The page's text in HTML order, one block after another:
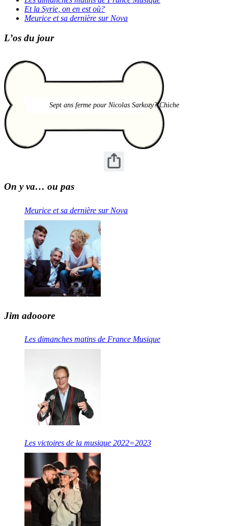
Et la Syrie, on en est où?
Meurice et sa dernière sur Nova
L’os du jour
Sept ans ferme pour Nicolas Sarkozy? Chiche
On y va… ou pas
Meurice et sa dernière sur Nova
Jim adooore
Les dimanches matins de France Musique
Les victoires de la musique 2022=2023